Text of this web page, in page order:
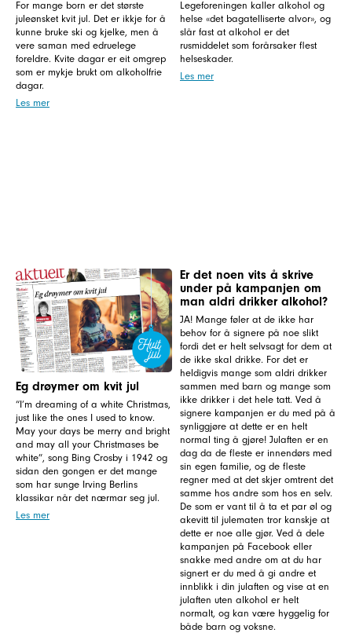
For mange born er det største
juleønsket kvit jul. Det er ikkje for å
kunne bruke ski og kjelke, men å
vere saman med edruelege
foreldre. Kvite dagar er eit omgrep
som er mykje brukt om alkoholfrie
dagar.
Les mer
Legeforeningen kaller alkohol og
helse «det bagatelliserte alvor», og
slår fast at alkohol er det
rusmiddelet som forårsaker flest
helseskader.
Les mer
Eg drøymer om kvit jul
“I’m dreaming of a white Christmas,
just like the ones I used to know.
May your days be merry and bright
and may all your Christmases be
white”, song Bing Crosby i 1942 og
sidan den gongen er det mange
som har sunge Irving Berlins
klassikar når det nærmar seg jul.
Les mer
Er det noen vits å skrive
under på kampanjen om
man aldri drikker alkohol?
JA! Mange føler at de ikke har
behov for å signere på noe slikt
fordi det er helt selvsagt for dem at
de ikke skal drikke. For det er
heldigvis mange som aldri drikker
sammen med barn og mange som
ikke drikker i det hele tatt. Ved å
signere kampanjen er du med på å
synliggjøre at dette er en helt
normal ting å gjøre! Julaften er en
dag da de fleste er innendørs med
sin egen familie, og de fleste
regner med at det skjer omtrent det
samme hos andre som hos en selv.
De som er vant til å ta et par øl og
akevitt til julematen tror kanskje at
dette er noe alle gjør. Ved å dele
kampanjen på Facebook eller
snakke med andre om at du har
signert er du med å gi andre et
innblikk i din julaften og vise at en
julaften uten alkohol er helt
normalt, og kan være hyggelig for
både barn og voksne.